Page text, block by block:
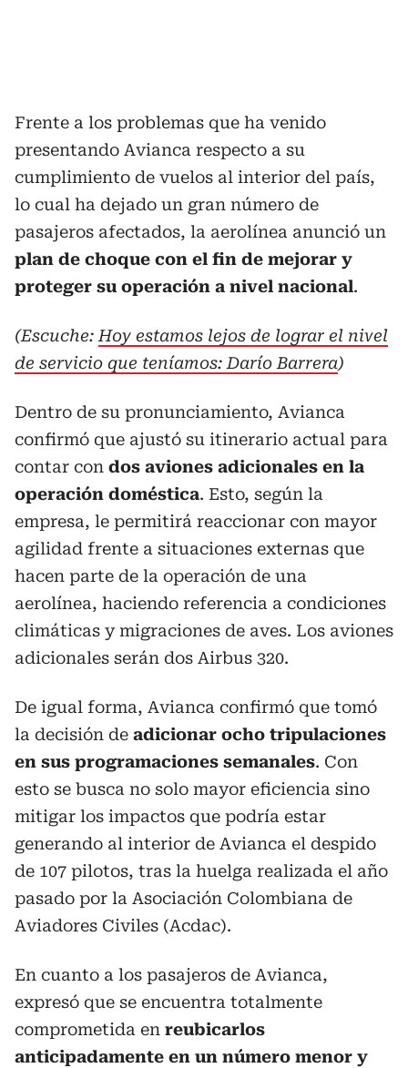
Frente a los problemas que ha venido
presentando Avianca respecto a su
cumplimiento de vuelos al interior del país,
lo cual ha dejado un gran número de
pasajeros afectados, la aerolínea anunció un
plan de choque con el fin de mejorar y
proteger su operación a nivel nacional.
(Escuche: Hoy estamos lejos de lograr el nivel
de servicio que teníamos: Darío Barrera)
Dentro de su pronunciamiento, Avianca
confirmó que ajustó su itinerario actual para
contar con dos aviones adicionales en la
operación doméstica. Esto, según la
empresa, le permitirá reaccionar con mayor
agilidad frente a situaciones externas que
hacen parte de la operación de una
aerolínea, haciendo referencia a condiciones
climáticas y migraciones de aves. Los aviones
adicionales serán dos Airbus 320.
De igual forma, Avianca confirmó que tomó
la decisión de adicionar ocho tripulaciones
en sus programaciones semanales. Con
esto se busca no solo mayor eficiencia sino
mitigar los impactos que podría estar
generando al interior de Avianca el despido
de 107 pilotos, tras la huelga realizada el año
pasado por la Asociación Colombiana de
Aviadores Civiles (Acdac).
En cuanto a los pasajeros de Avianca,
expresó que se encuentra totalmente
comprometida en reubicarlos
anticipadamente en un número menor y